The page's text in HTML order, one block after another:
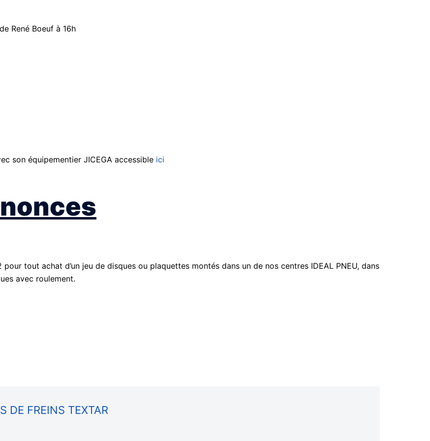
René Boeuf à 16h
son équipementier JICEGA accessible ici
tout achat d’un jeu de disques ou plaquettes montés dans un de nos centres IDEAL PNEU, dans
avec roulement.
DE FREINS TEXTAR